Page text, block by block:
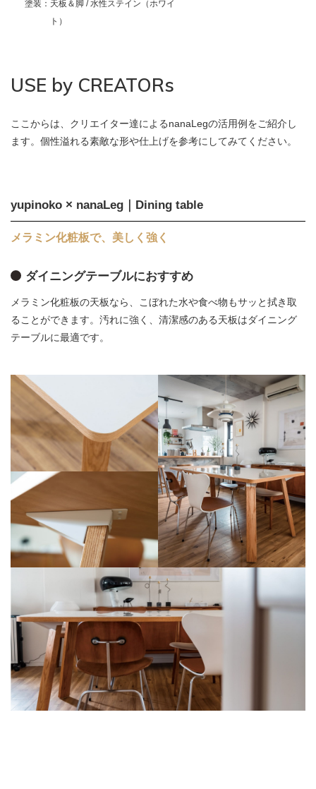
塗装：天板＆脚 / 水性ステイン（ホワイ
ト）
USE by CREATORs
ここからは、クリエイター達によるnanaLegの活用例をご紹介し
ます。個性溢れる素敵な形や仕上げを参考にしてみてください。
yupinoko × nanaLeg｜Dining table
メラミン化粧板で、美しく強く
ダイニングテーブルにおすすめ
メラミン化粧板の天板なら、こぼれた水や食べ物もサッと拭き取
ることができます。汚れに強く、清潔感のある天板はダイニング
テーブルに最適です。